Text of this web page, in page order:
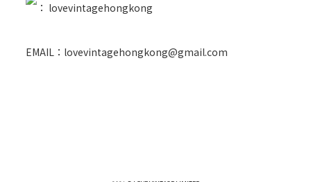
： lovevintagehongkong
EMAIL：lovevintagehongkong@gmail.com